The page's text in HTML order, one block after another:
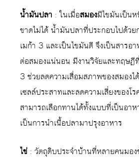
น้ำมันปลา : ในเมื่อสมองมีไขมันเป็น
ขาดไม่ได้ น้ำมันปลาที่ประกอบไปด้วย
เมก้า 3 และเป็นไขมันดี จึงเป็นสารอ
ต่อสมองแน่นอน มีงานวิจัยและทฤษฏี
3 ช่วยลดความเสื่อมสภาพของสมองไ
เซลล์ประสาทและลดความเสี่ยงของโ
สามารถเลือกทานได้ทั้งแบบที่เป็นอา
เป็นการนำเนื้อปลามาปรุงอาหาร
ไข่ : วัตถุดิบประจำบ้านที่หลายคนมอง